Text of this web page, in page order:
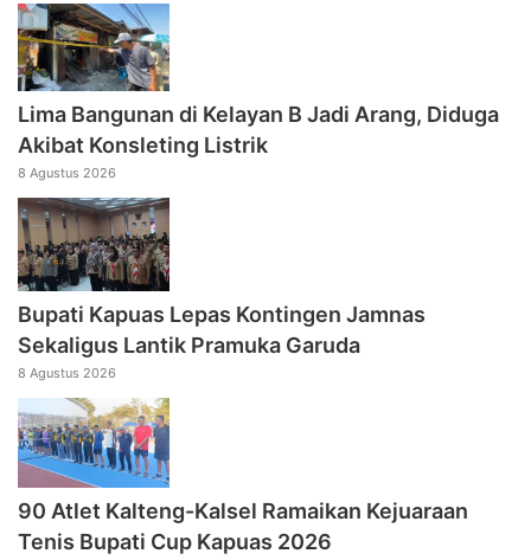
Lima Bangunan di Kelayan B Jadi Arang, Diduga
Akibat Konsleting Listrik
8 Agustus 2026
Bupati Kapuas Lepas Kontingen Jamnas
Sekaligus Lantik Pramuka Garuda
8 Agustus 2026
90 Atlet Kalteng-Kalsel Ramaikan Kejuaraan
Tenis Bupati Cup Kapuas 2026